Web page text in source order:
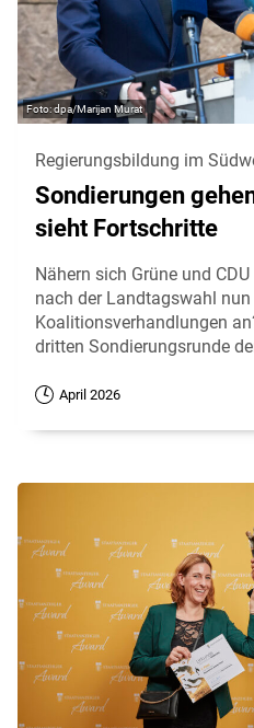
dpa/Marijan Murat
Regierungsbildung im
Sondierungen
sieht Fortschritte
Nähern sich Grüne und
nach der Landtagswahl
Koalitionsverhandlungen
dritten Sondierungsrunde
April 2026